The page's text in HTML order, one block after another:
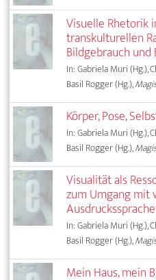
Visuelle Rhetorik
transkulturellen
Bildgebrauch
In: Gabriela Muri (Hg.),
Basil Rogger (Hg.),
Körper, Pose,
In: Gabriela Muri (Hg.),
Basil Rogger (Hg.),
Visualität als
zum Umgang mit
In: Gabriela Muri (Hg.),
Basil Rogger (Hg.),
Mein Haus, mein